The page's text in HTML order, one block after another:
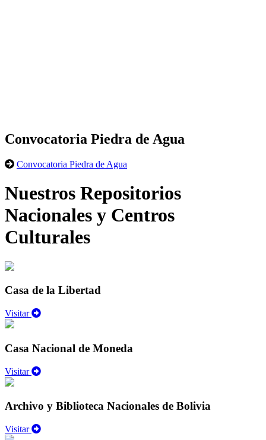
Convocatoria Piedra de Agua
Convocatoria Piedra de Agua
Nuestros Repositorios
Nacionales y Centros
Culturales
Casa de la Libertad
Visitar
Casa Nacional de Moneda
Visitar
Archivo y Biblioteca Nacionales de Bolivia
Visitar